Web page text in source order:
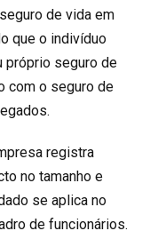
de vida em
que o indivíduo
próprio seguro de
com o seguro de
registra
no tamanho e
se aplica no
de funcionários.